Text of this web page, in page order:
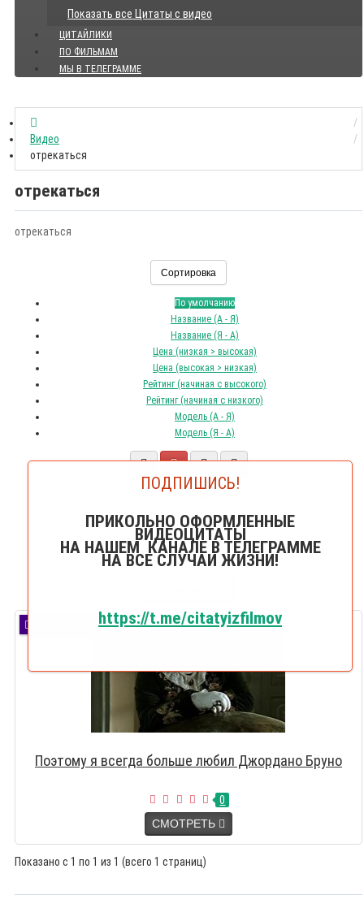
Показать все Цитаты с видео
ЦИТАЙЛИКИ
ПО ФИЛЬМАМ
МЫ В ТЕЛЕГРАММЕ
Видео
отрекаться
отрекаться
отрекаться
Сортировка
По умолчанию
Название (А - Я)
Название (Я - А)
Цена (низкая > высокая)
Цена (высокая > низкая)
Рейтинг (начиная с высокого)
Рейтинг (начиная с низкого)
Модель (А - Я)
Модель (Я - А)
50
75
100
Поэтому я всегда больше любил Джордано Бруно
0
СМОТРЕТЬ
Показано с 1 по 1 из 1 (всего 1 страниц)
ПОДПИШИСЬ!
ПРИКОЛЬНО ОФОРМЛЕННЫЕ
ВИДЕОЦИТАТЫ
НА НАШЕМ КАНАЛЕ В ТЕЛЕГРАММЕ
НА ВСЕ СЛУЧАИ ЖИЗНИ!
https://t.me/citatyizfilmov